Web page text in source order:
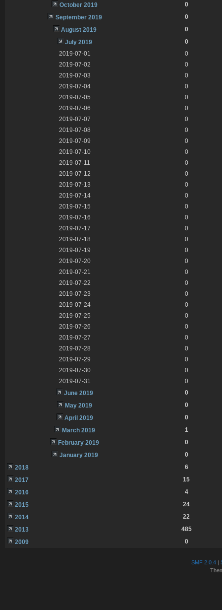
October 2019
0
September 2019
0
August 2019
0
July 2019
0
2019-07-01
0
2019-07-02
0
2019-07-03
0
2019-07-04
0
2019-07-05
0
2019-07-06
0
2019-07-07
0
2019-07-08
0
2019-07-09
0
2019-07-10
0
2019-07-11
0
2019-07-12
0
2019-07-13
0
2019-07-14
0
2019-07-15
0
2019-07-16
0
2019-07-17
0
2019-07-18
0
2019-07-19
0
2019-07-20
0
2019-07-21
0
2019-07-22
0
2019-07-23
0
2019-07-24
0
2019-07-25
0
2019-07-26
0
2019-07-27
0
2019-07-28
0
2019-07-29
0
2019-07-30
0
2019-07-31
0
June 2019
0
May 2019
0
April 2019
0
March 2019
1
February 2019
0
January 2019
0
2018
6
2017
15
2016
4
2015
24
2014
22
2013
485
2009
0
SMF 2.0.4|